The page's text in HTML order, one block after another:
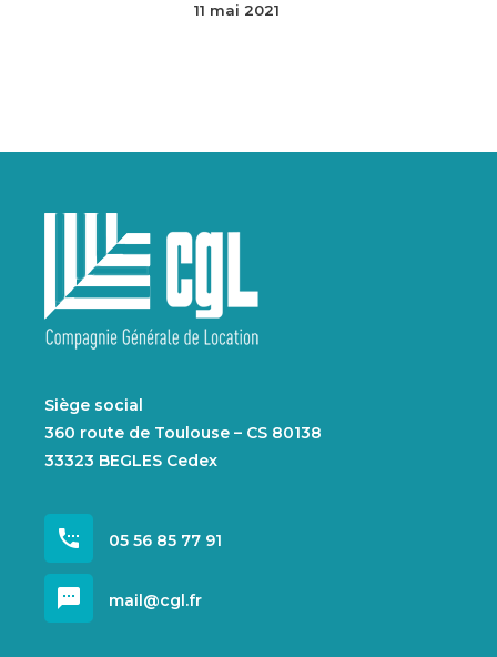
11 mai 2021
Siège social
360 route de Toulouse – CS 80138
33323 BEGLES Cedex
settings_phone 05 56 85 77 91
sms mail@cgl.fr